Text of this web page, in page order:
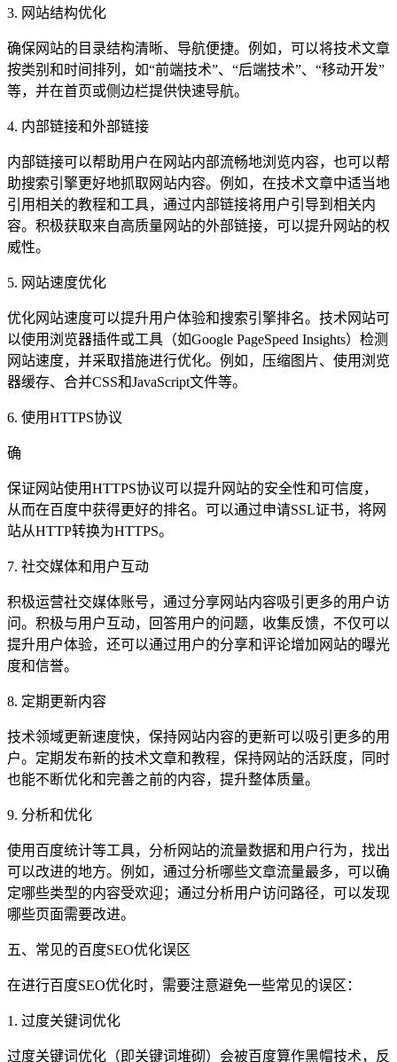
3. 网站结构优化
确保网站的目录结构清晰、导航便捷。例如，可以将技术文章
按类别和时间排列，如“前端技术”、“后端技术”、“移动开发”
等，并在首页或侧边栏提供快速导航。
4. 内部链接和外部链接
内部链接可以帮助用户在网站内部流畅地浏览内容，也可以帮
助搜索引擎更好地抓取网站内容。例如，在技术文章中适当地
引用相关的教程和工具，通过内部链接将用户引导到相关内
容。积极获取来自高质量网站的外部链接，可以提升网站的权
威性。
5. 网站速度优化
优化网站速度可以提升用户体验和搜索引擎排名。技术网站可
以使用浏览器插件或工具（如Google PageSpeed Insights）检测
网站速度，并采取措施进行优化。例如，压缩图片、使用浏览
器缓存、合并CSS和JavaScript文件等。
6. 使用HTTPS协议
确
保证网站使用HTTPS协议可以提升网站的安全性和可信度，
从而在百度中获得更好的排名。可以通过申请SSL证书，将网
站从HTTP转换为HTTPS。
7. 社交媒体和用户互动
积极运营社交媒体账号，通过分享网站内容吸引更多的用户访
问。积极与用户互动，回答用户的问题，收集反馈，不仅可以
提升用户体验，还可以通过用户的分享和评论增加网站的曝光
度和信誉。
8. 定期更新内容
技术领域更新速度快，保持网站内容的更新可以吸引更多的用
户。定期发布新的技术文章和教程，保持网站的活跃度，同时
也能不断优化和完善之前的内容，提升整体质量。
9. 分析和优化
使用百度统计等工具，分析网站的流量数据和用户行为，找出
可以改进的地方。例如，通过分析哪些文章流量最多，可以确
定哪些类型的内容受欢迎；通过分析用户访问路径，可以发现
哪些页面需要改进。
五、常见的百度SEO优化误区
在进行百度SEO优化时，需要注意避免一些常见的误区：
1. 过度关键词优化
过度关键词优化（即关键词堆砌）会被百度算作黑帽技术，反